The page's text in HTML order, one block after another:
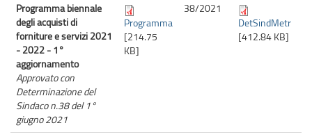
Programma biennale
degli acquisti di
forniture e servizi 2021
- 2022 - 1°
aggiornamento
Approvato con
Determinazione del
Sindaco n.38 del 1°
giugno 2021
Programma
[214.75
KB]
38/2021
DetSindMetr
[412.84 KB]